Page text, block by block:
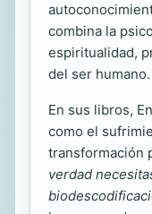
combina la
espiritualidad,
del ser humano.
En sus libros,
como el
transformación
verdad